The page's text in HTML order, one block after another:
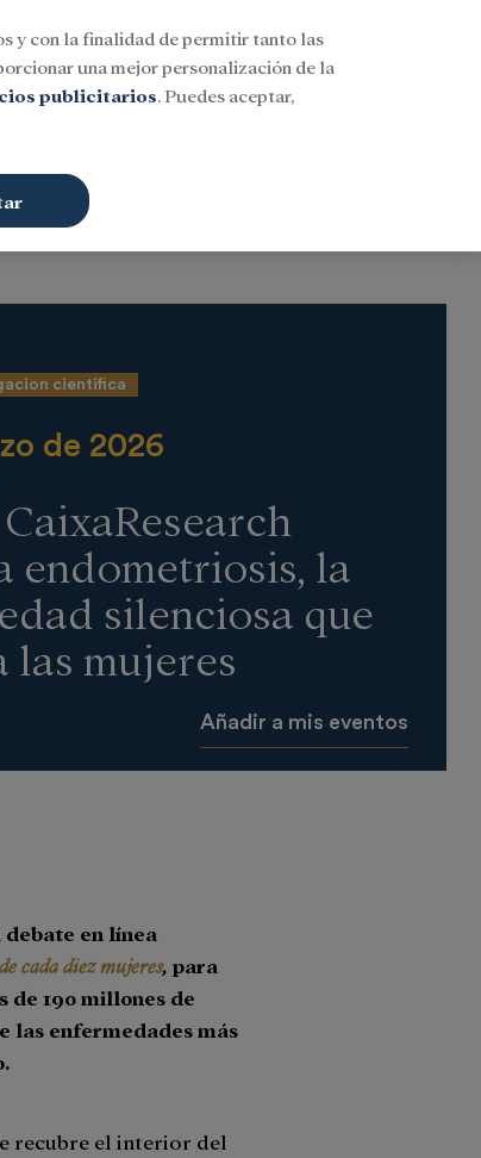
Iniciar sesión Buscar
cientifica
de 2026
endometriosis, la
silenciosa que
las mujeres
Añadir a mis eventos
en línea
cada diez mujeres,para
de 190 millones de
las enfermedades más
recubre el interior del
y con la finalidad de permitir tanto las
una mejor personalización de la
publicitarios. Puedes aceptar,